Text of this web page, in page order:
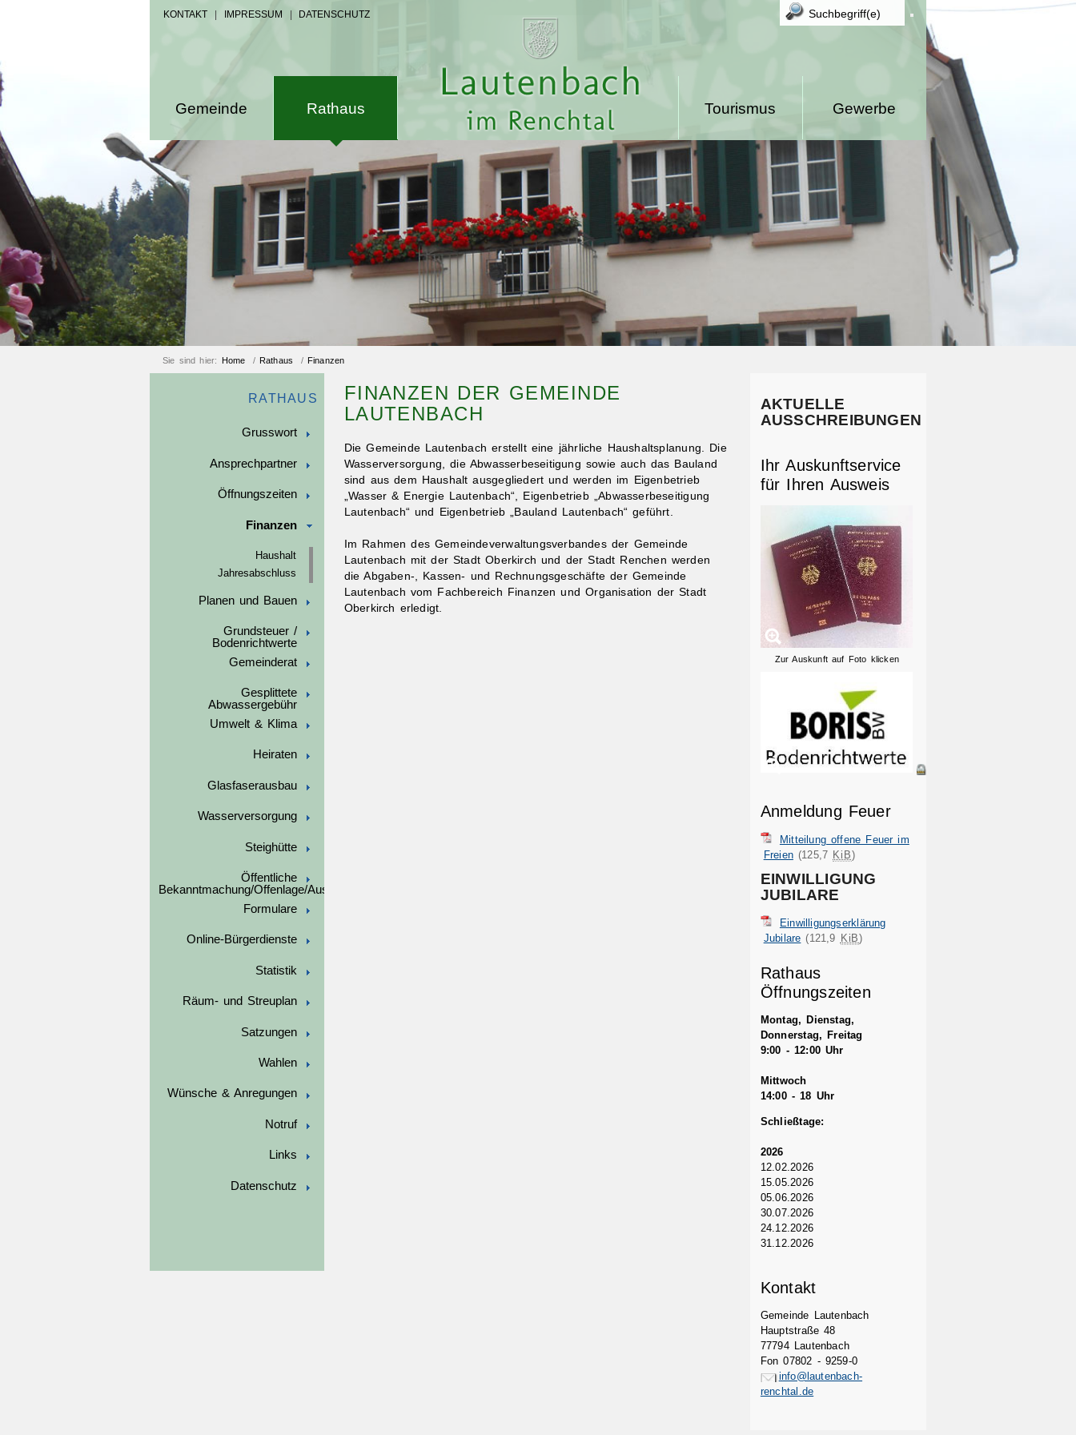
KONTAKT IMPRESSUM DATENSCHUTZ
Gemeinde Rathaus Gewerbe
Tourismus
Sie sind hier: Home / Rathaus / Finanzen
RATHAUS
Grusswort
Ansprechpartner
Öffnungszeiten
Finanzen
Haushalt
Jahresabschluss
Planen und Bauen
Grundsteuer /
Bodenrichtwerte
Gemeinderat
Gesplittete
Abwassergebühr
Umwelt & Klima
Heiraten
Glasfaserausbau
Wasserversorgung
Steighütte
Öffentliche
Bekanntmachung/Offenlage/Ausschreibungen
Formulare
Online-Bürgerdienste
Statistik
Räum- und Streuplan
Satzungen
Wahlen
Wünsche & Anregungen
Notruf
Links
Datenschutz
FINANZEN DER GEMEINDE
LAUTENBACH
Die Gemeinde Lautenbach erstellt eine jährliche Haushaltsplanung. Die
Wasserversorgung, die Abwasserbeseitigung sowie auch das Bauland
sind aus dem Haushalt ausgegliedert und werden im Eigenbetrieb
„Wasser & Energie Lautenbach“, Eigenbetrieb „Abwasserbeseitigung
Lautenbach“ und Eigenbetrieb „Bauland Lautenbach“ geführt.
Im Rahmen des Gemeindeverwaltungsverbandes der Gemeinde
Lautenbach mit der Stadt Oberkirch und der Stadt Renchen werden
die Abgaben-, Kassen- und Rechnungsgeschäfte der Gemeinde
Lautenbach vom Fachbereich Finanzen und Organisation der Stadt
Oberkirch erledigt.
AKTUELLE
AUSSCHREIBUNGEN
Ihr Auskunftservice
für Ihren Ausweis
Zur Auskunft auf Foto klicken
Anmeldung Feuer
Mitteilung offene Feuer im
Freien (125,7 KiB)
EINWILLIGUNG
JUBILARE
Einwilligungserklärung
Jubilare (121,9 KiB)
Rathaus
Öffnungszeiten
Montag, Dienstag,
Donnerstag, Freitag
9:00 - 12:00 Uhr
Mittwoch
14:00 - 18 Uhr
Schließtage:
2026
12.02.2026
15.05.2026
05.06.2026
30.07.2026
24.12.2026
31.12.2026
Kontakt
Gemeinde Lautenbach
Hauptstraße 48
77794 Lautenbach
Fon 07802 - 9259-0
info@lautenbach-
renchtal.de